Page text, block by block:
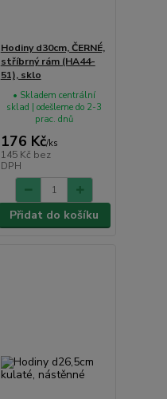
Hodiny d30cm, ČERNÉ,
stříbrný rám (HA44-
51), sklo
176 Kč/ks
145 Kč bez
DPH
• Skladem centrální
sklad | odešleme do 2-3
prac. dnů
Přidat do košíku